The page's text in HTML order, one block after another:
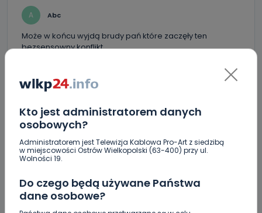
Kto jest administratorem danych
osobowych?
Administratorem jest Telewizja Kablowa Pro-Art z siedzibą
w miejscowości Ostrów Wielkopolski (63-400) przy ul.
Wolności 19.
Do czego będą używane Państwa
dane osobowe?
A Abc
Może w końcu wyjdą brudy pań które zaczęły ten
bezsensowny konflikt.
Warto tak jak ktoś wcześniej napisał sprawdzić źródło!
REPLY
Jankus
Czy Pani Sołtys wie co w jej sołectwie się dzieje ? Jej
wypowiedz bezcenna …